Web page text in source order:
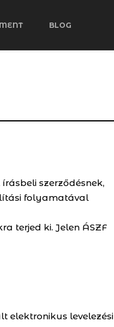
BLOG
szerződésnek,
folyamatával
terjed ki. Jelen ÁSZF
elektronikus levelezési